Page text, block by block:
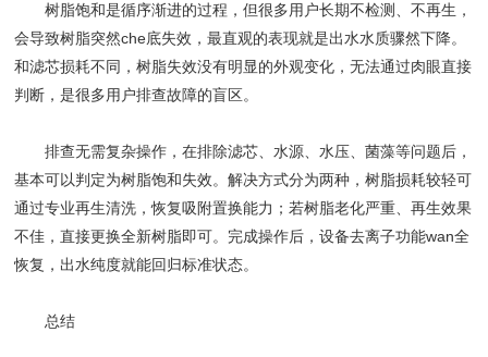
树脂饱和是循序渐进的过程，但很多用户长期不检测、不再生，
会导致树脂突然che底失效，最直观的表现就是出水水质骤然下降。
和滤芯损耗不同，树脂失效没有明显的外观变化，无法通过肉眼直接
判断，是很多用户排查故障的盲区。
排查无需复杂操作，在排除滤芯、水源、水压、菌藻等问题后，
基本可以判定为树脂饱和失效。解决方式分为两种，树脂损耗较轻可
通过专业再生清洗，恢复吸附置换能力；若树脂老化严重、再生效果
不佳，直接更换全新树脂即可。完成操作后，设备去离子功能wan全
恢复，出水纯度就能回归标准状态。
总结